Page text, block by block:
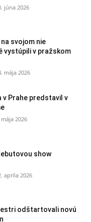
júna 2026
svojom nie
vystúpili v pražskom
mája 2026
v Prahe predstavil v
mája 2026
show
apríla 2026
odštartovali novú